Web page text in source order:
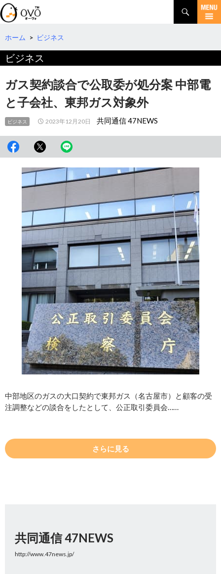
検
索
コ
テ
へ
動
ホーム > ビジネス
ビジネス
ガス契約談合で公取委が処分案 中部電
と子会社、東邦ガス対象外
ビジネス 2023年12月20日 共同通信 47NEWS
中部地区のガスの大口契約で東邦ガス（名古屋市）と顧客の受
注調整などの談合をしたとして、公正取引委員会……
さらに見る
共同通信 47NEWS
http://www.47news.jp/